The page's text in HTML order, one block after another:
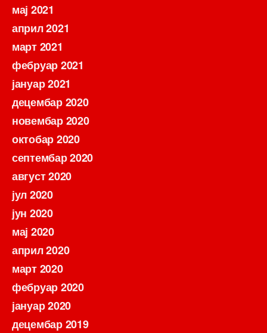
мај 2021
април 2021
март 2021
фебруар 2021
јануар 2021
децембар 2020
новембар 2020
октобар 2020
септембар 2020
август 2020
јул 2020
јун 2020
мај 2020
април 2020
март 2020
фебруар 2020
јануар 2020
децембар 2019